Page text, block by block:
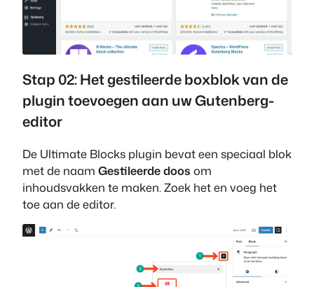
Stap 02: Het gestileerde boxblok van de
plugin toevoegen aan uw Gutenberg-
editor
De Ultimate Blocks plugin bevat een speciaal blok
met de naam Gestileerde doos om
inhoudsvakken te maken. Zoek het en voeg het
toe aan de editor.